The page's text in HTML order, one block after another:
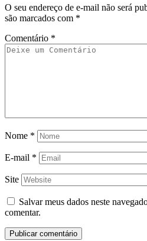
O seu endereço de e-mail não será
são marcados com *
Comentário *
Nome *
E-mail *
Site
Salvar meus dados neste
comentar.